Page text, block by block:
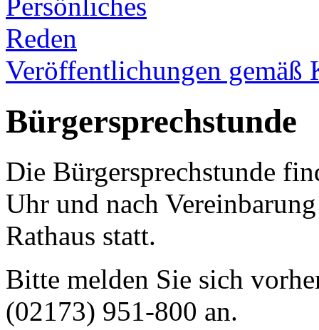
Persönliches
Reden
Veröffentlichungen gemäß
Bürgersprechstunde
Die Bürgersprechstunde
Uhr und nach
Rathaus statt.
Bitte melden Sie sich
(02173) 951-800 an.